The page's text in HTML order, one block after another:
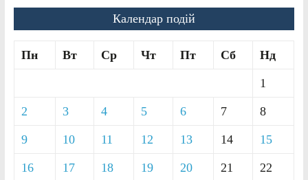
Календар подій
Пн Вт Ср Чт Пт Сб Нд
1
2 3 4 5 6 7 8
9 10 11 12 13 14 15
16 17 18 19 20 21 22